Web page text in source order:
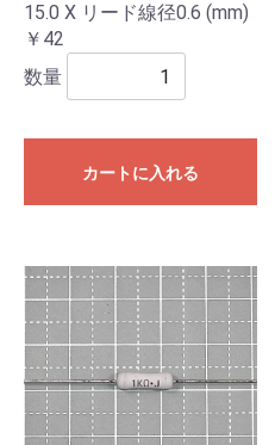
15.0 X リード線径0.6 (mm)
￥42
数量
カートに入れる